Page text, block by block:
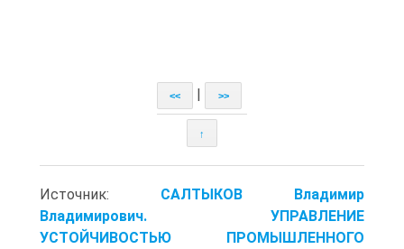
<< >>
↑
Источник: САЛТЫКОВ Владимир
Владимирович. УПРАВЛЕНИЕ
УСТОЙЧИВОСТЬЮ ПРОМЫШЛЕННОГО